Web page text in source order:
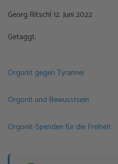
Georg Ritschl 12. Juni 2022
Getaggt:
Orgonit gegen Tyrannei
Orgonit und Bewusstsein
Orgonit-Spenden für die Freiheit